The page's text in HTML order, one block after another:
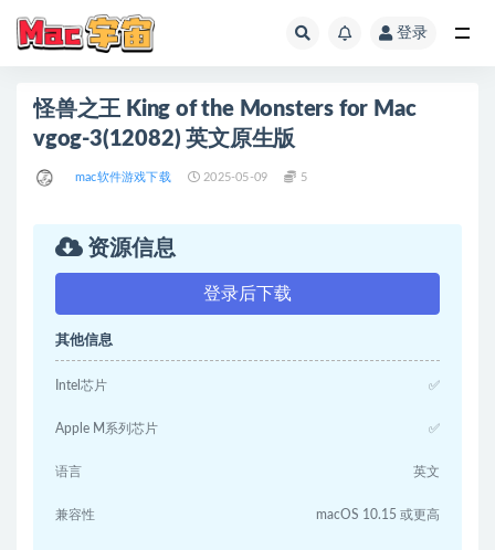
登录
怪兽之王 King of the Monsters for Mac
vgog-3(12082) 英文原生版
mac软件游戏下载 2025-05-09 5
资源信息
登录后下载
其他信息
Intel芯片 ✅
Apple M系列芯片 ✅
语言 英文
兼容性 macOS 10.15 或更高